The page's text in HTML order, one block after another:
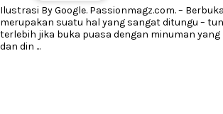
Ilustrasi By Google. Passionmagz.com. –
merupakan suatu hal yang sangat ditungu –
terlebih jika buka puasa dengan minuman yang
dan din ...